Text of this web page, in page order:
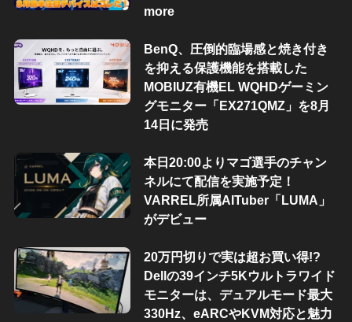
more
BenQ、圧倒的臨場感と焼き付き
を抑える保護機能を搭載した
MOBIUZ有機EL WQHDゲーミン
グモニター「EX271QMZ」を8月
14日に発売
本日20:00よりマゴ選手のチャン
ネルにて配信を実施予定！
VARREL所属AITuber「LUMA」
がデビュー
20万円切りで実は超お買い得!?
Dellの39インチ5Kウルトラワイド
モニターは、デュアルモード最大
330Hz、eARCやKVM対応と魅力